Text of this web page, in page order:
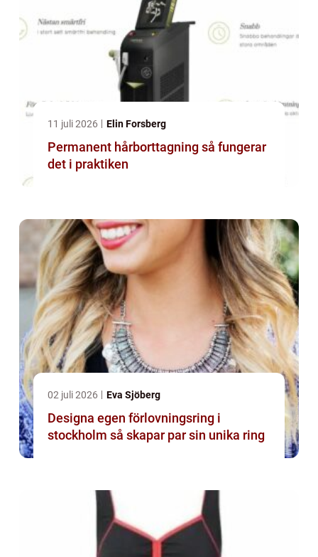
11 juli 2026 Elin Forsberg
Permanent hårborttagning så fungerar
det i praktiken
02 juli 2026 Eva Sjöberg
Designa egen förlovningsring i
stockholm så skapar par sin unika ring